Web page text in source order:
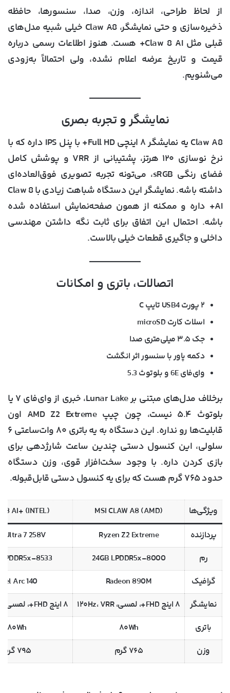
از لحاظ طراحی، اندازه، وزن، صدا، سنسورها، حافظه
ذخیره‌سازی و حتی نمایشگر، Claw A8 خیلی شبیه مدل‌های
قبلی مثل Claw 8 AI+ هست. هنوز اطلاعات رسمی درباره
قیمت و تاریخ عرضه اعلام نشده، ولی احتمالاً به‌زودی
می‌شنویم.
نمایشگر و تجربه بصری
Claw A8 یه نمایشگر ۸ اینچی Full HD+ با پنل IPS
داره که با
نرخ نوسازی ۱۲۰ هرتز
، پشتیبانی از VRR و پوشش کامل
فضای رنگی sRGB
، می‌تونه تجربه تصویری فوق‌العاده‌ای
داشته باشه. نمایشگر این دستگاه شباهت زیادی با Claw 8
AI+ داره و ممکنه از همون صفحه‌نمایش استفاده شده
باشه. احتمال این اتفاق برای ثابت نگه داشتن مهندسی
داخلی و جاگیری قطعات خیلی بالاست.
اتصالات، باتری و امکانات
۲ پورت
USB4 تایپ C
اسلات کارت microSD
جک ۳.۵ میلی‌متری صدا
دکمه پاور با سنسور اثر انگشت
وای‌فای6Eو بلوتوث5.3
برخلاف مدل‌های مبتنی بر Lunar Lake، خبری از وای‌فای ۷ یا
بلوتوث ۵.۴ نیست، چون چیپ AMD Z2 Extreme اون
قابلیت‌ها رو نداره. این دستگاه به یه باتری
۸۰ وات‌ساعتی ۶
سلولی، این کنسول دستی چندین ساعت شارژدهی برای
بازی کردن داره. با وجود سخت‌افزار قوی، وزن دستگاه
حدود ۷۶۵ گرم
هست که برای یه کنسول دستی قابل‌قبوله.
ویژگی‌ها MSI CLAW A8 (AMD)
8 AI+ (INTEL)
پردازنده
Ryzen Z2 Extreme
Ultra 7 258V
رم
24GB LPDDR5x-8000
8533
گرافیک
Radeon 890M
Arc 140
نمایشگر
۸ اینچ FHD+، لمسی، ۱۲۰Hz، VRR
۸ اینچ FHD+، لمسی، ۱۲۰Hz، VRR
باتری
۸۰Wh
۸۰Wh
وزن
۷۶۵ گرم ۷۹۵ گرم